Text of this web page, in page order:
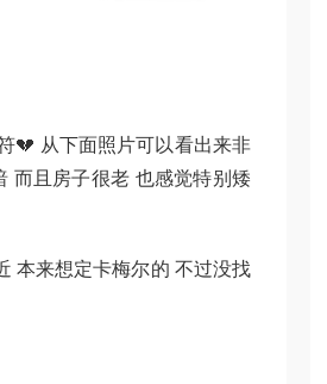
💔 从下面照片可以看出来非
而且房子很老 也感觉特别矮
本来想定卡梅尔的 不过没找